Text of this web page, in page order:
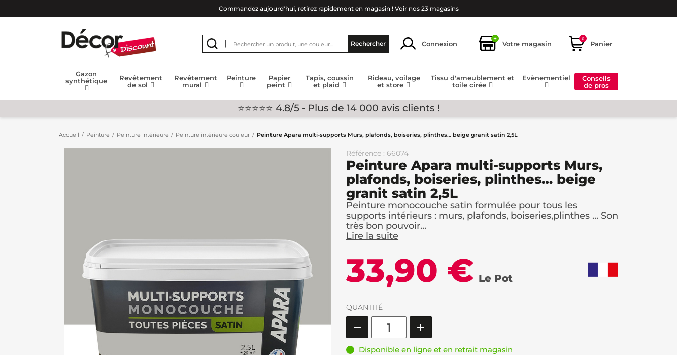
Commandez aujourd'hui, retirez rapidement en magasin ! Voir nos 23 magasins
Rechercher Connexion
+
Votre magasin
0
Panier
Gazon
synthétique
Revêtement
de sol
Revêtement
mural
Peinture
Papier
peint
Tapis, coussin
et plaid
Rideau, voilage
et store
Tissu d'ameublement et
toile cirée
Evènementiel
Conseils
de pros
⭐⭐⭐⭐⭐ 4.8/5 - Plus de 14 000 avis clients !
Accueil Peinture Peinture intérieure Peinture intérieure couleur Peinture Apara multi-supports Murs, plafonds, boiseries, plinthes… beige granit satin 2,5L
Référence : 66074
Peinture Apara multi-supports Murs,
plafonds, boiseries, plinthes… beige
granit satin 2,5L
Peinture monocouche satin formulée pour tous les
supports intérieurs : murs, plafonds, boiseries,plinthes ... Son
très bon pouvoir...
Lire la suite
33,90 € Le Pot
QUANTITÉ
Disponible en ligne et en retrait magasin